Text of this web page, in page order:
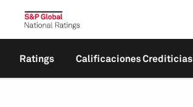
Ratings Calificaciones Crediticias